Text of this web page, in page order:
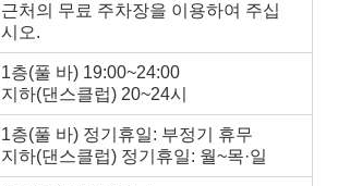
근처의 무료 주차장을 이용하여 주십
시오.
1층(풀 바) 19:00~24:00
지하(댄스클럽) 20~24시
1층(풀 바) 정기휴일: 부정기 휴무
지하(댄스클럽) 정기휴일: 월~목·일